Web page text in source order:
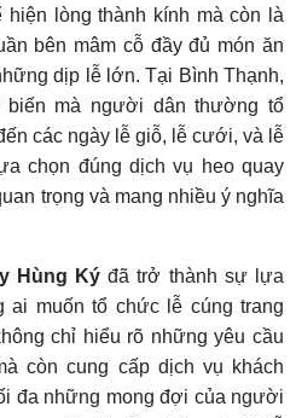
lòng thành kính mà còn là
bên mâm cỗ đầy đủ món ăn
dịp lễ lớn. Tại Bình Thạnh,
mà người dân thường tổ
các ngày lễ giỗ, lễ cưới, và lễ
chọn đúng dịch vụ heo quay
trọng và mang nhiều ý nghĩa
Hùng Ký đã trở thành sự lựa
ai muốn tổ chức lễ cúng trang
chỉ hiểu rõ những yêu cầu
còn cung cấp dịch vụ khách
đa những mong đợi của người